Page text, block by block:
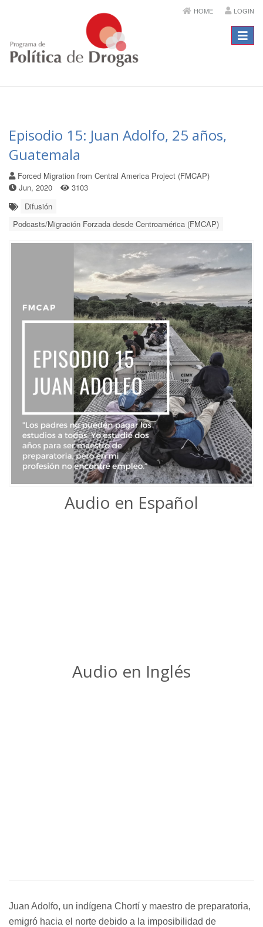
HOME LOGIN
Menú
Episodio 15: Juan Adolfo, 25 años,
Guatemala
Forced Migration from Central America Project (FMCAP)
Jun, 2020
3103
Difusión
Podcasts/Migración Forzada desde Centroamérica (FMCAP)
Audio en Español
Audio en Inglés
Juan Adolfo, un indígena Chortí y maestro de preparatoria,
emigró hacia el norte debido a la imposibilidad de